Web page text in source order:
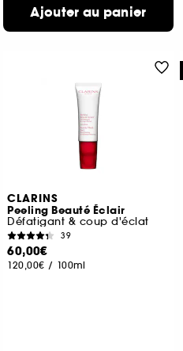
Ajouter au panier
CLARINS
Peeling Beauté Éclair
Défatigant & coup d'éclat
39
60,00€
120,00€ / 100ml